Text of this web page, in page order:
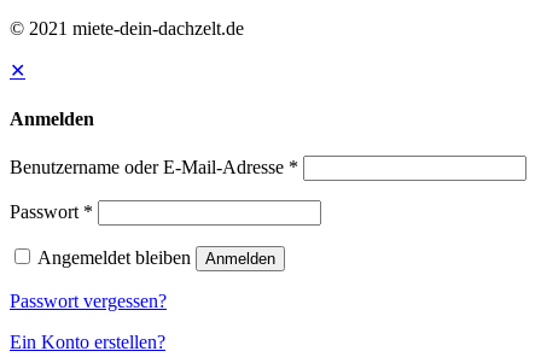
© 2021 miete-dein-dachzelt.de
✕
Anmelden
Benutzername oder E-Mail-Adresse *
Passwort *
Angemeldet bleiben Anmelden
Passwort vergessen?
Ein Konto erstellen?